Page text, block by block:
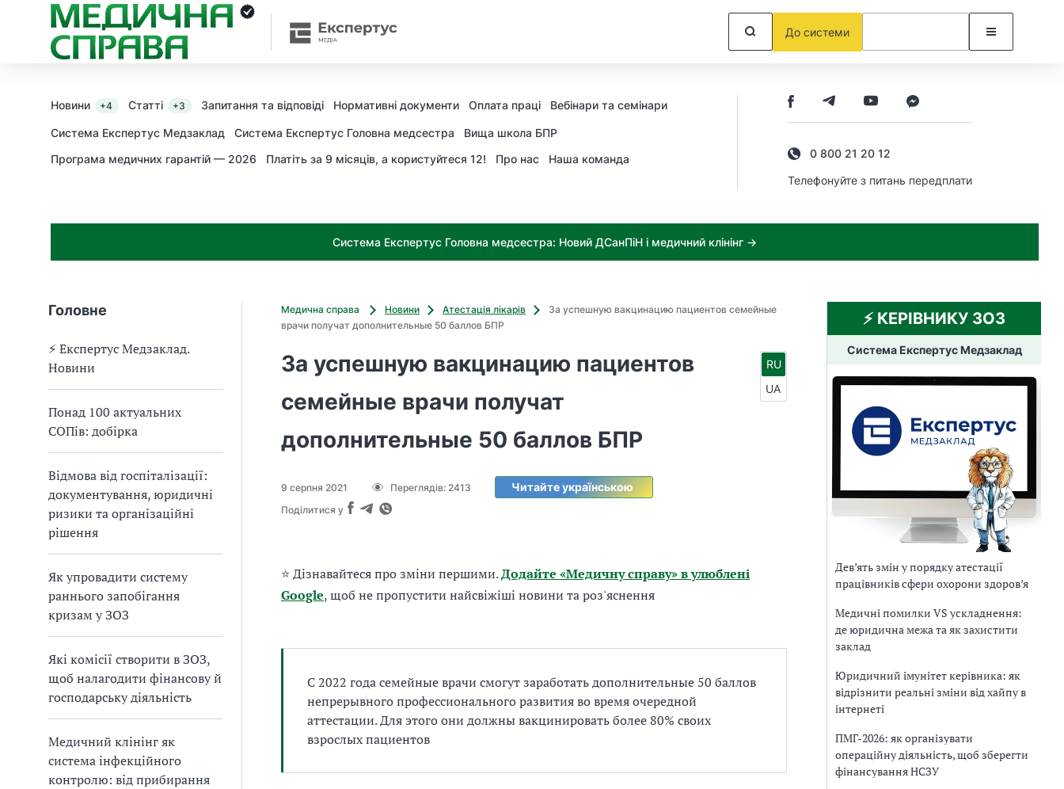
До системи
Новини +4 Статті +3 Запитання та відповіді Нормативні документи Оплата праці Вебінари та семінари
Система Експертус Медзаклад Система Експертус Головна медсестра
Вища школа БПР
Програма медичних гарантій — 2026
Платіть за 9 місяців, а користуйтеся 12! Про нас Наша команда
0 800 21 20 12
Телефонуйте з питань передплати
Система Експертус Головна медсестра: Новий ДСанПіН і медичний клінінг →
Головне
⚡️ Експертус Медзаклад.
Новини
Понад 100 актуальних
СОПів: добірка
Відмова від госпіталізації:
документування, юридичні
ризики та організаційні
рішення
Як упровадити систему
раннього запобігання
кризам у ЗОЗ
Які комісії створити в ЗОЗ,
щоб налагодити фінансову й
господарську діяльність
Медичний клінінг як
система інфекційного
контролю: від прибирання
Медична справа Новини Атестація лікарів
За успешную вакцинацию пациентов семейные
врачи получат дополнительные 50 баллов БПР
За успешную вакцинацию пациентов
семейные врачи получат
дополнительные 50 баллов БПР
9 серпня 2021 Переглядів: 2413 Читайте українською
Поділитися у
RU
UA
⭐ Дізнавайтеся про зміни першими.Додайте «Медичну справу» в улюблені
Google, щоб не пропустити найсвіжіші новини та роз'яснення
С 2022 года семейные врачи смогут заработать дополнительные 50 баллов
непрерывного профессионального развития во время очередной
аттестации. Для этого они должны вакцинировать более 80% своих
взрослых пациентов
⚡️ КЕРІВНИКУ ЗОЗ
Система Експертус Медзаклад
Дев’ять змін у порядку атестації
працівників сфери охорони здоров’я
Медичні помилки VS ускладнення:
де юридична межа та як захистити
заклад
Юридичний імунітет керівника: як
відрізнити реальні зміни від хайпу в
інтернеті
ПМГ-2026: як організувати
операційну діяльність, щоб зберегти
фінансування НСЗУ